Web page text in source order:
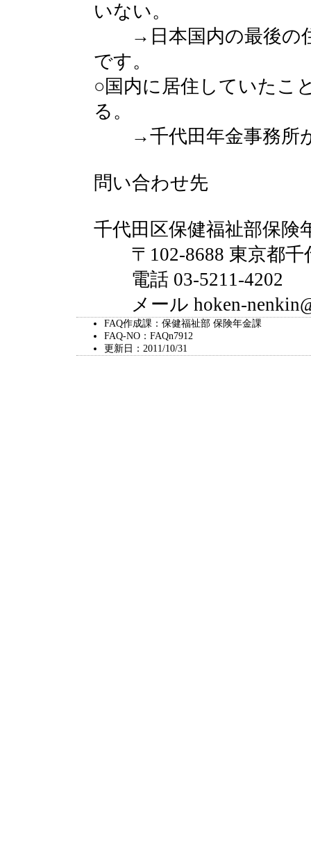
いない。
→日本国内の最後の住
です。
○国内に居住していたこ
る。
→千代田年金事務所
問い合わせ先
千代田区保健福祉部保
〒102-8688 東京都千
電話 03-5211-4202
メール hoken-
FAQ作成課：保健福祉部 保険年金課
FAQ-NO：FAQn7912
更新日：2011/10/31